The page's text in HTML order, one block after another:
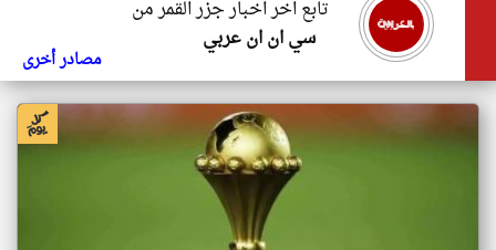
تابع اخر اخبار جزر القمر من
سي ان ان عربي
مصادر أخرى